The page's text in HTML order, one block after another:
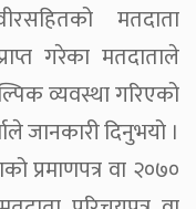
मतदाता
गरेका मतदाताले
व्यवस्था गरिएको
जानकारी दिनुभयो ।
प्रमाणपत्र वा २०७०